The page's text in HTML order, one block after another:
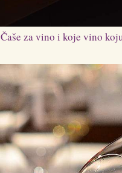
Čaše za vino i koje vino